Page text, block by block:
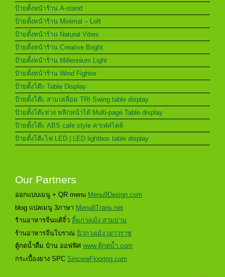
ป้ายตั้งหน้าร้าน A-stand
ป้ายตั้งหน้าร้าน Minimal – Loft
ป้ายตั้งหน้าร้าน Natural Vibes
ป้ายตั้งหน้าร้าน Creative Bright
ป้ายตั้งหน้าร้าน Millennium Light
ป้ายตั้งหน้าร้าน Wind Fighter
ป้ายตั้งโต๊ะ Table Display
ป้ายตั้งโต๊ะ สามเหลี่ยม TRI Swing table display
ป้ายตั้งโต๊ะห่วง พลิกหน้าได้ Multi-page Table display
ป้ายตั้งโต๊ะ ABS cafe style คาเฟ่สไตล์
ป้ายตั้งโต๊ะไฟ LED | LED lightbox table display
Our Partners
ออกแบบเมนู + QR menu Menu9Design.com
blog แปลเมนู 3ภาษา Menu8Trans.net
ร้านอาหารจีนแต้จิ๋ว ลิ้มกวงเม้ง สามย่าน
ร้านอาหารจีนโบราณ นิวกวงเม้ง เยาวราช
ตู้กดน้ำดื่ม บ้าน ออฟฟิศ www.ตู้กดน้ำ.com
กระเบื้องยาง SPC SincereFlooring.com